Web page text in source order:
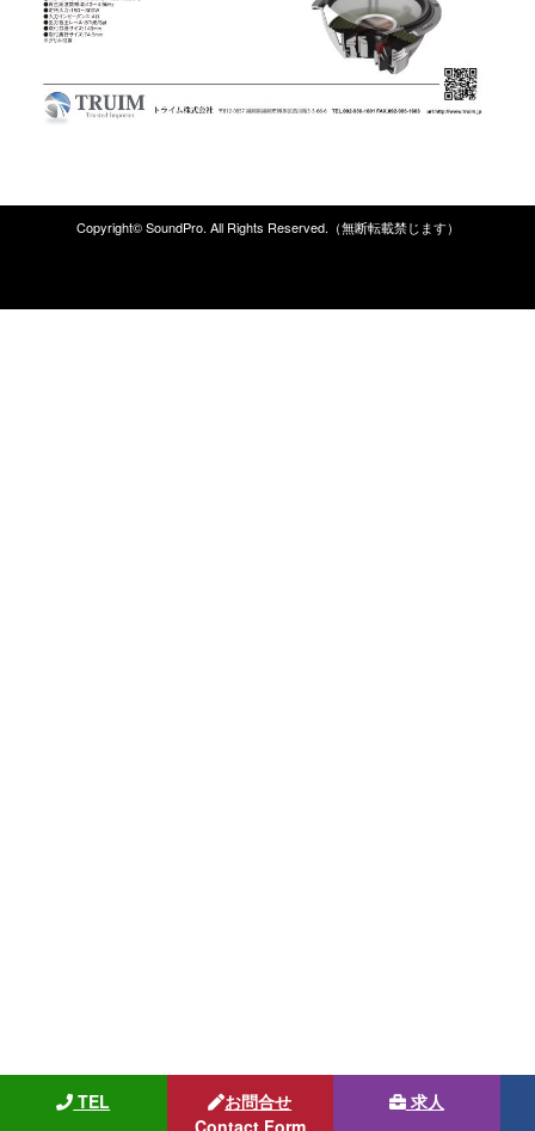
Copyright© SoundPro. All Rights Reserved.（無断転載禁じます）
TEL
お問合せ
Contact Form
求人